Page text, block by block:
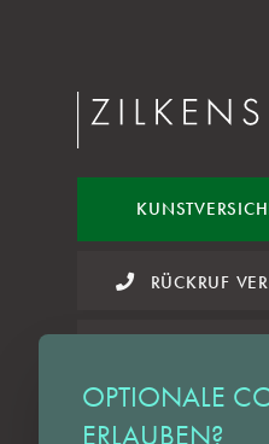
OPTIONALE
ERLAUBEN?
KUNST
RÜCKRUF